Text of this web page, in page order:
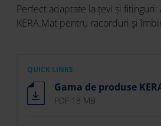
Perfect adaptate la țevi și
KERA.Mat pentru racorduri și
QUICK LINKS
Gama de produse
PDF 18 MB